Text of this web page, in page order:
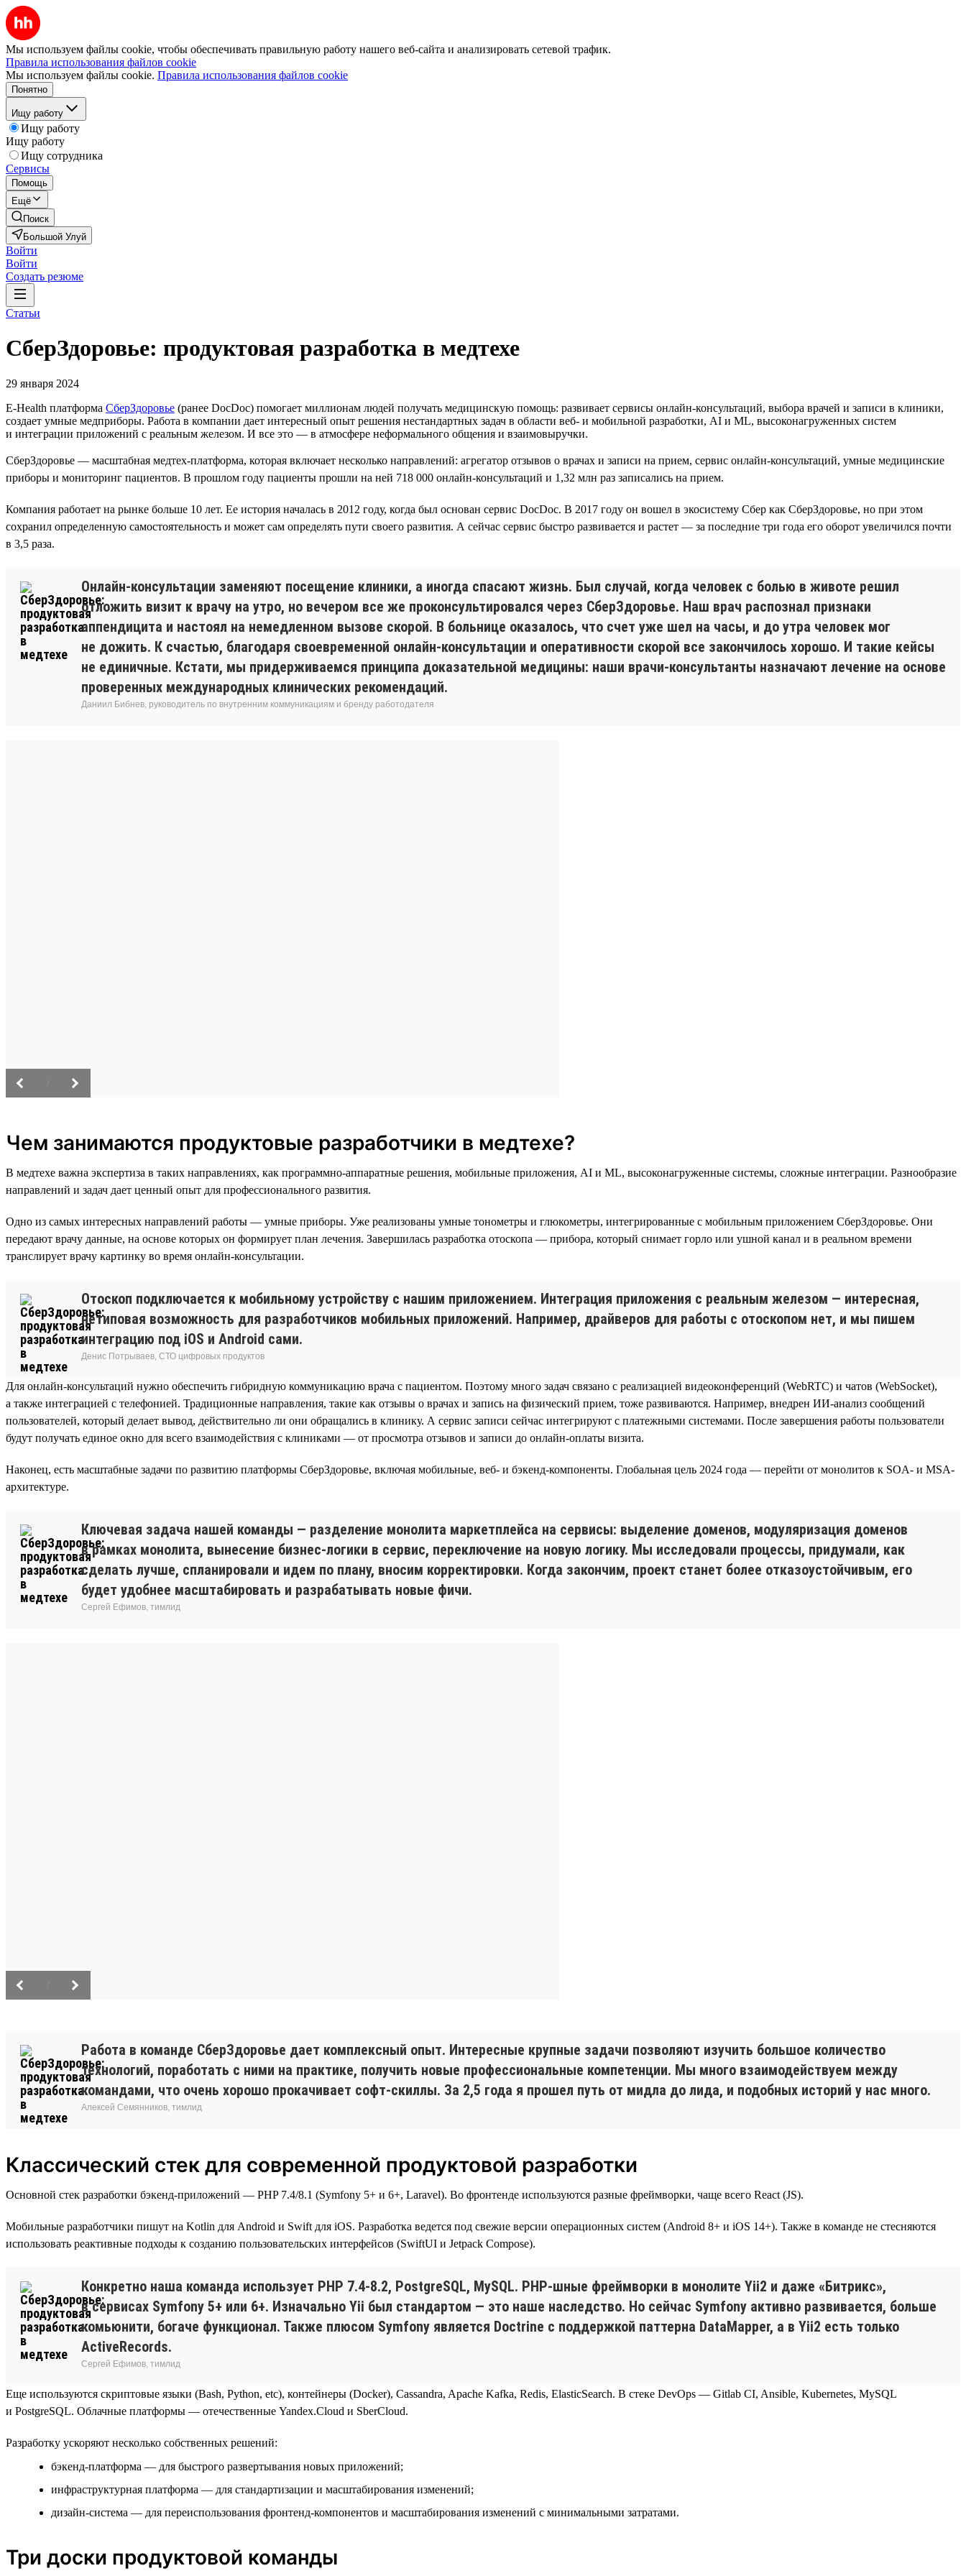
Мы используем файлы cookie, чтобы обеспечивать правильную работу нашего веб-сайта и анализировать сетевой трафик.
Правила использования файлов cookie
Мы используем файлы cookie. Правила использования файлов cookie
Понятно
Ищу работу
Ищу работу
Ищу работу
Ищу сотрудника
Сервисы
Помощь
Ещё
Поиск
Большой Улуй
Войти
Войти
Создать резюме
Статьи
СберЗдоровье: продуктовая разработка в медтехе
29 января 2024
E-Health платформа СберЗдоровье (ранее DocDoc) помогает миллионам людей получать медицинскую помощь: развивает сервисы онлайн-консультаций, выбора врачей и записи в клиники,
создает умные медприборы. Работа в компании дает интересный опыт решения нестандартных задач в области веб- и мобильной разработки, AI и ML, высоконагруженных систем
и интеграции приложений с реальным железом. И все это — в атмосфере неформального общения и взаимовыручки.
СберЗдоровье — масштабная медтех-платформа, которая включает несколько направлений: агрегатор отзывов о врачах и записи на прием, сервис онлайн-консультаций, умные медицинские
приборы и мониторинг пациентов. В прошлом году пациенты прошли на ней 718 000 онлайн-консультаций и 1,32 млн раз записались на прием.
Компания работает на рынке больше 10 лет. Ее история началась в 2012 году, когда был основан сервис DocDoc. В 2017 году он вошел в экосистему Сбер как СберЗдоровье, но при этом
сохранил определенную самостоятельность и может сам определять пути своего развития. А сейчас сервис быстро развивается и растет — за последние три года его оборот увеличился почти
в 3,5 раза.
Онлайн-консультации заменяют посещение клиники, а иногда спасают жизнь. Был случай, когда человек с болью в животе решил
отложить визит к врачу на утро, но вечером все же проконсультировался через СберЗдоровье. Наш врач распознал признаки
аппендицита и настоял на немедленном вызове скорой. В больнице оказалось, что счет уже шел на часы, и до утра человек мог
не дожить. К счастью, благодаря своевременной онлайн-консультации и оперативности скорой все закончилось хорошо. И такие кейсы
не единичные. Кстати, мы придерживаемся принципа доказательной медицины: наши врачи-консультанты назначают лечение на основе
проверенных международных клинических рекомендаций.
Даниил Бибнев, руководитель по внутренним коммуникациям и бренду работодателя
Чем занимаются продуктовые разработчики в медтехе?
В медтехе важна экспертиза в таких направлениях, как программно-аппаратные решения, мобильные приложения, AI и ML, высоконагруженные системы, сложные интеграции. Разнообразие
направлений и задач дает ценный опыт для профессионального развития.
Одно из самых интересных направлений работы — умные приборы. Уже реализованы умные тонометры и глюкометры, интегрированные с мобильным приложением СберЗдоровье. Они
передают врачу данные, на основе которых он формирует план лечения. Завершилась разработка отоскопа — прибора, который снимает горло или ушной канал и в реальном времени
транслирует врачу картинку во время онлайн-консультации.
Отоскоп подключается к мобильному устройству с нашим приложением. Интеграция приложения с реальным железом — интересная,
нетиповая возможность для разработчиков мобильных приложений. Например, драйверов для работы с отоскопом нет, и мы пишем
интеграцию под iOS и Android сами.
Денис Потрываев, СТО цифровых продуктов
Для онлайн-консультаций нужно обеспечить гибридную коммуникацию врача с пациентом. Поэтому много задач связано с реализацией видеоконференций (WebRTC) и чатов (WebSocket),
а также интеграцией с телефонией. Традиционные направления, такие как отзывы о врачах и запись на физический прием, тоже развиваются. Например, внедрен ИИ-анализ сообщений
пользователей, который делает вывод, действительно ли они обращались в клинику. А сервис записи сейчас интегрируют с платежными системами. После завершения работы пользователи
будут получать единое окно для всего взаимодействия с клиниками — от просмотра отзывов и записи до онлайн-оплаты визита.
Наконец, есть масштабные задачи по развитию платформы СберЗдоровье, включая мобильные, веб- и бэкенд-компоненты. Глобальная цель 2024 года — перейти от монолитов к SOA- и MSA-
архитектуре.
Ключевая задача нашей команды — разделение монолита маркетплейса на сервисы: выделение доменов, модуляризация доменов
в рамках монолита, вынесение бизнес-логики в сервис, переключение на новую логику. Мы исследовали процессы, придумали, как
сделать лучше, спланировали и идем по плану, вносим корректировки. Когда закончим, проект станет более отказоустойчивым, его
будет удобнее масштабировать и разрабатывать новые фичи.
Сергей Ефимов, тимлид
Работа в команде СберЗдоровье дает комплексный опыт. Интересные крупные задачи позволяют изучить большое количество
технологий, поработать с ними на практике, получить новые профессиональные компетенции. Мы много взаимодействуем между
командами, что очень хорошо прокачивает софт-скиллы. За 2,5 года я прошел путь от мидла до лида, и подобных историй у нас много.
Алексей Семянников, тимлид
Классический стек для современной продуктовой разработки
Основной стек разработки бэкенд-приложений — PHP 7.4/8.1 (Symfony 5+ и 6+, Laravel). Во фронтенде используются разные фреймворки, чаще всего React (JS).
Мобильные разработчики пишут на Kotlin для Android и Swift для iOS. Разработка ведется под свежие версии операционных систем (Android 8+ и iOS 14+). Также в команде не стесняются
использовать реактивные подходы к созданию пользовательских интерфейсов (SwiftUI и Jetpack Compose).
Конкретно наша команда использует PHP 7.4‑8.2, PostgreSQL, MySQL. PHP-шные фреймворки в монолите Yii2 и даже «Битрикс»,
в сервисах Symfony 5+ или 6+. Изначально Yii был стандартом — это наше наследство. Но сейчас Symfony активно развивается, больше
комьюнити, богаче функционал. Также плюсом Symfony является Doctrine с поддержкой паттерна DataMapper, а в Yii2 есть только
ActiveRecords.
Сергей Ефимов, тимлид
Еще используются скриптовые языки (Bash, Python, etc), контейнеры (Docker), Cassandra, Apache Kafka, Redis, ElasticSearch. В стеке DevOps — Gitlab CI, Ansible, Kubernetes, MySQL
и PostgreSQL. Облачные платформы — отечественные Yandex.Cloud и SberCloud.
Разработку ускоряют несколько собственных решений:
бэкенд-платформа — для быстрого развертывания новых приложений;
инфраструктурная платформа — для стандартизации и масштабирования изменений;
дизайн-система — для переиспользования фронтенд-компонентов и масштабирования изменений с минимальными затратами.
Три доски продуктовой команды